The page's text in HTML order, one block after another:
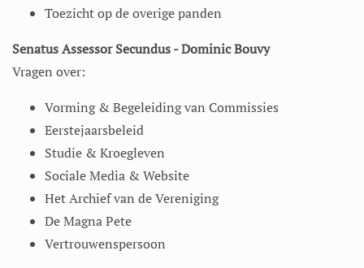
Toezicht op de overige panden
Senatus Assessor Secundus - Dominic Bouvy
Vragen over:
Vorming & Begeleiding van Commissies
Eerstejaarsbeleid
Studie & Kroegleven
Sociale Media & Website
Het Archief van de Vereniging
De Magna Pete
Vertrouwenspersoon